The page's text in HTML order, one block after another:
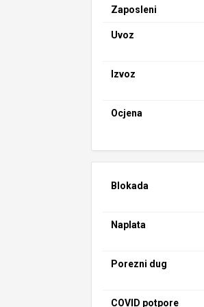
Zaposleni
Uvoz
Izvoz
Ocjena
Blokada
Naplata
Porezni dug
COVID potpore